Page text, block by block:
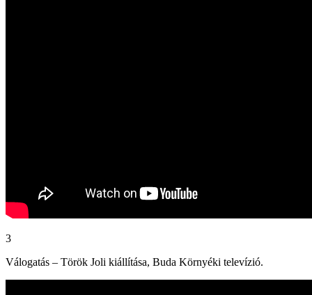
3
Válogatás – Török Joli kiállítása, Buda Környéki televízió.